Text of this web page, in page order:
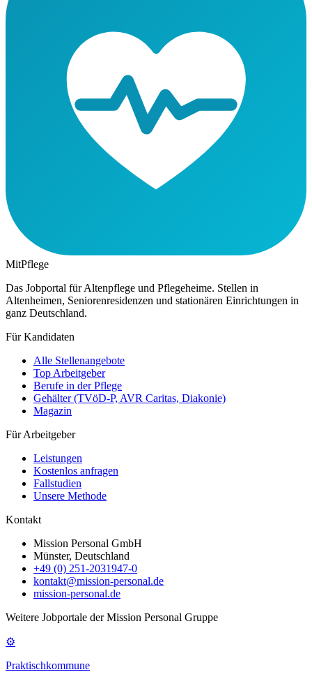
MitPflege
Das Jobportal für Altenpflege und Pflegeheime. Stellen in
Altenheimen, Seniorenresidenzen und stationären Einrichtungen in
ganz Deutschland.
Für Kandidaten
Alle Stellenangebote
Top Arbeitgeber
Berufe in der Pflege
Gehälter (TVöD-P, AVR Caritas, Diakonie)
Magazin
Für Arbeitgeber
Leistungen
Kostenlos anfragen
Fallstudien
Unsere Methode
Kontakt
Mission Personal GmbH
Münster, Deutschland
+49 (0) 251-2031947-0
kontakt@mission-personal.de
mission-personal.de
Weitere Jobportale der Mission Personal Gruppe
⚙
Praktischkommune